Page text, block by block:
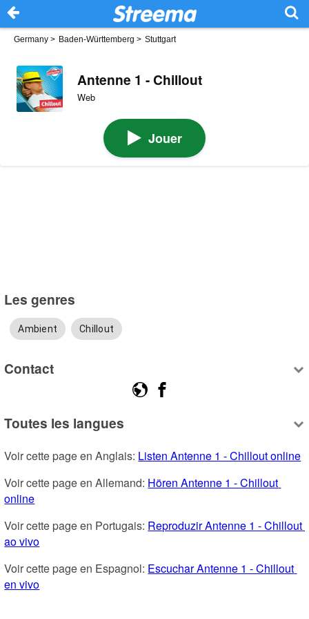
Germany > Baden-Württemberg > Stuttgart
Antenne 1 - Chillout
Web
Jouer
Les genres
Ambient Chillout
Contact
Toutes les langues
Voir cette page en Anglais: Listen Antenne 1 - Chillout online
Voir cette page en Allemand: Hören Antenne 1 - Chillout
online
Voir cette page en Portugais: Reproduzir Antenne 1 - Chillout
ao vivo
Voir cette page en Espagnol: Escuchar Antenne 1 - Chillout
en vivo